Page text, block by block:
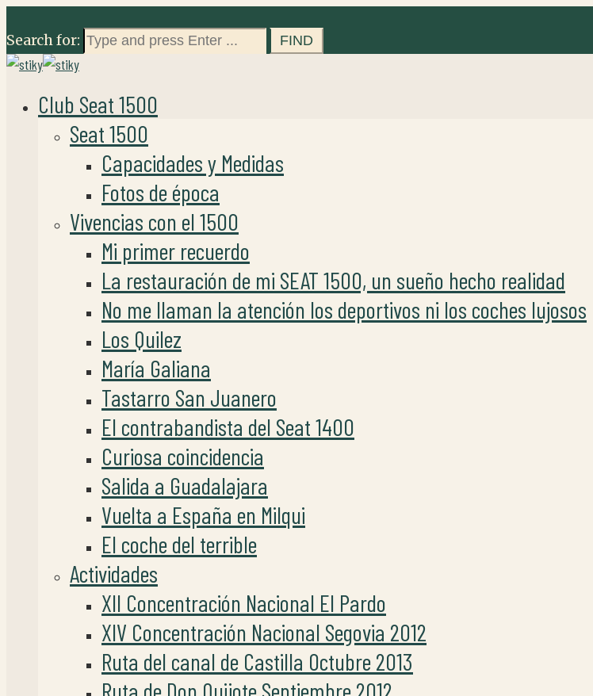
Search for:
Club Seat 1500
Seat 1500
Capacidades y Medidas
Fotos de época
Vivencias con el 1500
Mi primer recuerdo
La restauración de mi SEAT 1500, un sueño hecho realidad
No me llaman la atención los deportivos ni los coches lujosos
Los Quilez
María Galiana
Tastarro San Juanero
El contrabandista del Seat 1400
Curiosa coincidencia
Salida a Guadalajara
Vuelta a España en Milqui
El coche del terrible
Actividades
XII Concentración Nacional El Pardo
XIV Concentración Nacional Segovia 2012
Ruta del canal de Castilla Octubre 2013